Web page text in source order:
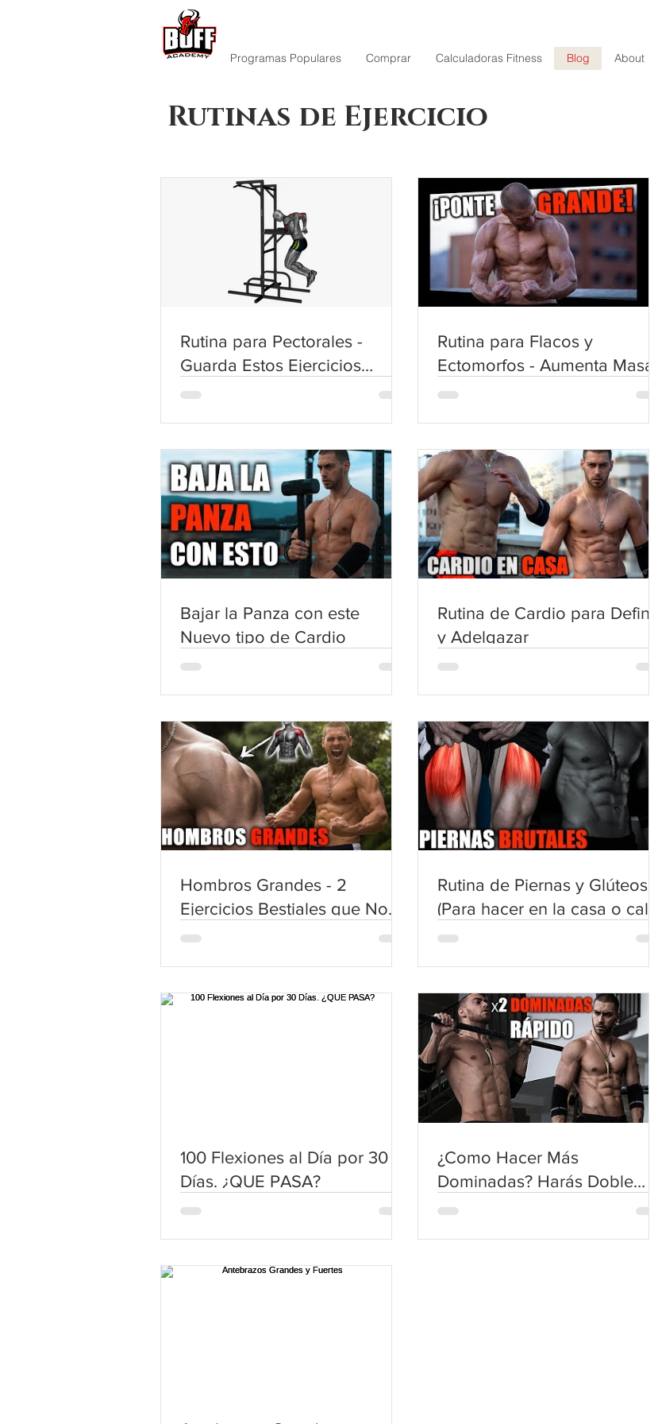
Programas Populares Comprar Calculadoras Fitness Blog About
Rutinas de Ejercicio
Rutina para Pectorales -
Guarda Estos Ejercicios
(Repes e Instrucciones
Rutina para Flacos y
Ectomorfos - Aumenta Masa
Muscular
Bajar la Panza con este
Nuevo tipo de Cardio
Rutina de Cardio para Definir
y Adelgazar
Hombros Grandes - 2
Ejercicios Bestiales que No
Sabías - Rutina
Rutina de Piernas y Glúteos
(Para hacer en la casa o calle.
100 Flexiones al Día por 30
Días. ¿QUE PASA?
¿Como Hacer Más
Dominadas? Harás Doble
Después de Aprender Esto